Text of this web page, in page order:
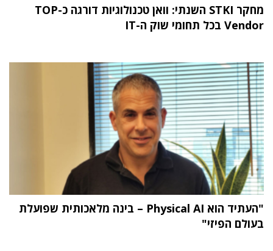
מחקר STKI השנתי: וואן טכנולוגיות דורגה כ-TOP
Vendor בכל תחומי שוק ה-IT
"העתיד הוא Physical AI – בינה מלאכותית שפועלת
בעולם הפיזי"